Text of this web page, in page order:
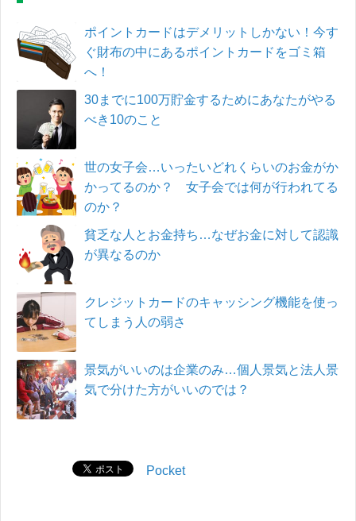
ポイントカードはデメリットしかない！今す
ぐ財布の中にあるポイントカードをゴミ箱
へ！
30までに100万貯金するためにあなたがやる
べき10のこと
世の女子会…いったいどれくらいのお金がか
かってるのか？ 女子会では何が行われてる
のか？
貧乏な人とお金持ち…なぜお金に対して認識
が異なるのか
クレジットカードのキャッシング機能を使っ
てしまう人の弱さ
景気がいいのは企業のみ…個人景気と法人景
気で分けた方がいいのでは？
Pocket